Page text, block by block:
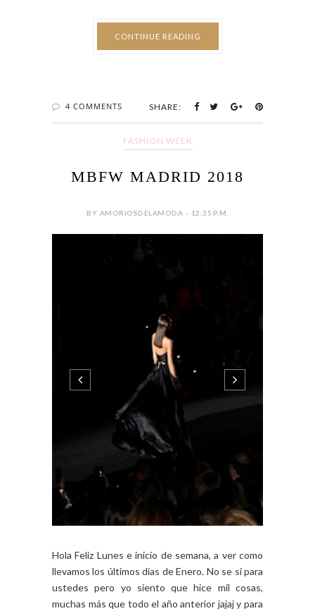
CONTINUE READING
4 COMMENTS SHARE:
FASHION WEEK
MBFW MADRID 2018
BY AMORIOSDELAMODA - 12:35 P.M.
Hola Feliz Lunes e inicio de semana, a ver como
llevamos los últimos días de Enero. No se si para
ustedes pero yo siento que hice mil cosas,
muchas más que todo el año anterior jajaj y para